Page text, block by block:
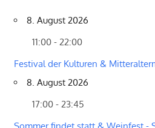
8. August 2026
11:00 - 22:00
Festival der Kulturen &
8. August 2026
17:00 - 23:45